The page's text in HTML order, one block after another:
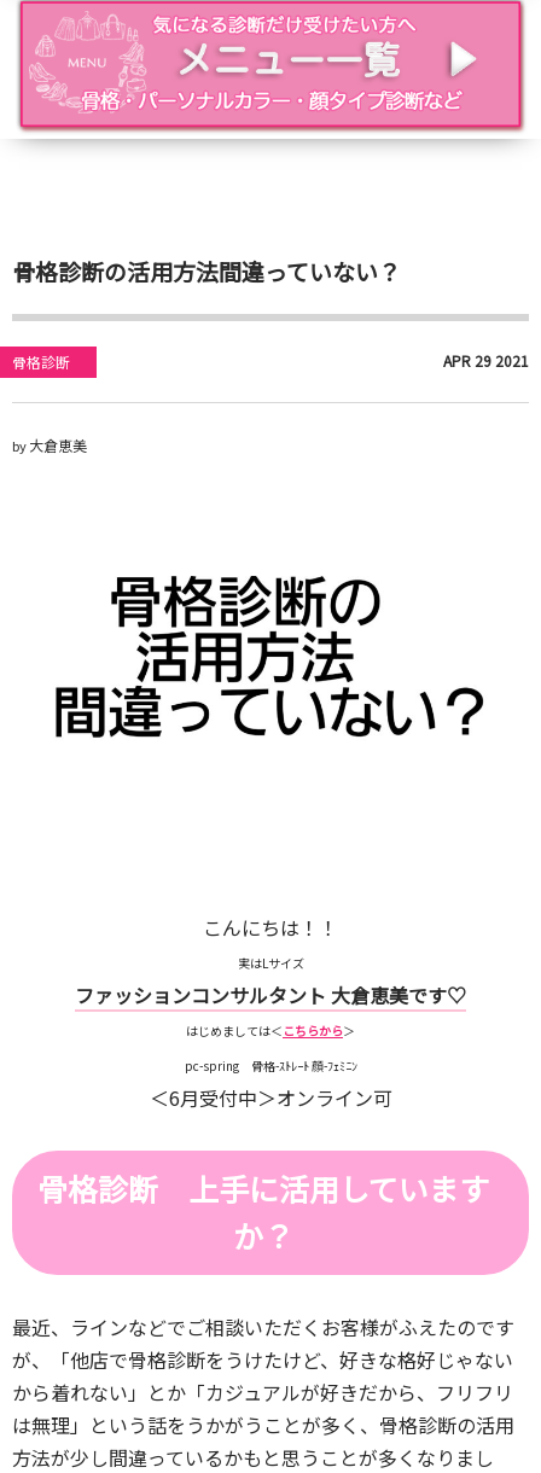
骨格診断の活用方法間違っていない？
骨格診断 APR 29 2021
by大倉恵美
こんにちは！！
実はLサイズ
ファッションコンサルタント 大倉恵美です♡
はじめましては＜ こちらから＞
pc-spring 骨格-ｽﾄﾚｰﾄ 顔-ﾌｪﾐﾆﾝ
＜6月受付中＞オンライン可
骨格診断 上手に活用しています
か？
最近、ラインなどでご相談いただくお客様がふえたのです
が、「他店で骨格診断をうけたけど、好きな格好じゃない
から着れない」とか「カジュアルが好きだから、フリフリ
は無理」という話をうかがうことが多く、骨格診断の活用
方法が少し間違っているかもと思うことが多くなりまし